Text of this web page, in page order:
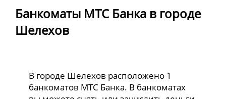
Банкоматы МТС Банка в городе
Шелехов
В городе Шелехов расположено 1
банкоматов МТС Банка. В банкоматах